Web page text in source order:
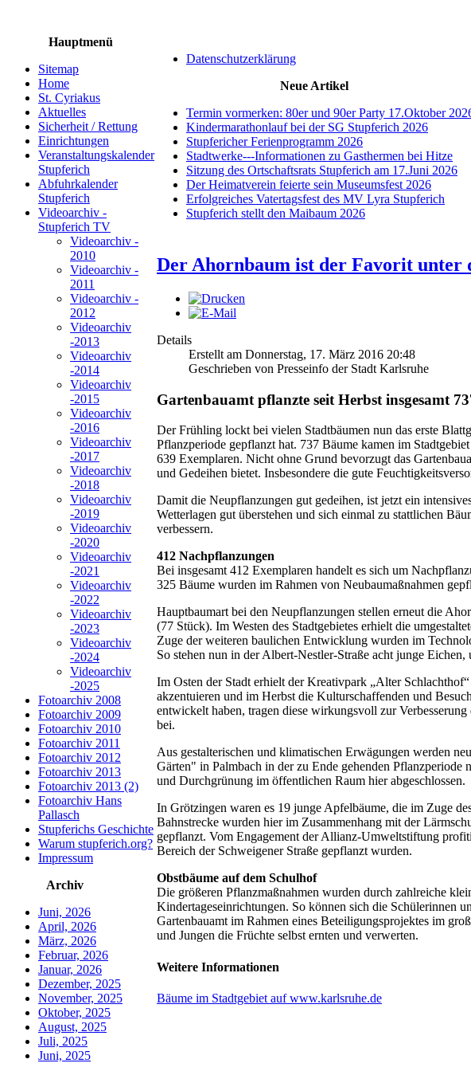
Hauptmenü
Sitemap
Home
St. Cyriakus
Aktuelles
Sicherheit / Rettung
Einrichtungen
Veranstaltungskalender
Stupferich
Abfuhrkalender
Stupferich
Videoarchiv -
Stupferich TV
Videoarchiv -
2010
Videoarchiv -
2011
Videoarchiv -
2012
Videoarchiv
-2013
Videoarchiv
-2014
Videoarchiv
-2015
Videoarchiv
-2016
Videoarchiv
-2017
Videoarchiv
-2018
Videoarchiv
-2019
Videoarchiv
-2020
Videoarchiv
-2021
Videoarchiv
-2022
Videoarchiv
-2023
Videoarchiv
-2024
Videoarchiv
-2025
Fotoarchiv 2008
Fotoarchiv 2009
Fotoarchiv 2010
Fotoarchiv 2011
Fotoarchiv 2012
Fotoarchiv 2013
Fotoarchiv 2013 (2)
Fotoarchiv Hans
Pallasch
Stupferichs Geschichte
Warum stupferich.org?
Impressum
Archiv
Juni, 2026
April, 2026
März, 2026
Februar, 2026
Januar, 2026
Dezember, 2025
November, 2025
Oktober, 2025
August, 2025
Juli, 2025
Juni, 2025
Datenschutzerklärung
Neue Artikel
Termin vormerken: 80er und 90er Party 17.Oktober
Kindermarathonlauf bei der SG Stupferich 2026
Stupfericher Ferienprogramm 2026
Stadtwerke---Informationen zu Gasthermen bei Hitze
Sitzung des Ortschaftsrats Stupferich am 17.Juni 2026
Der Heimatverein feierte sein Museumsfest 2026
Erfolgreiches Vatertagsfest des MV Lyra Stupferich
Stupferich stellt den Maibaum 2026
Der Ahornbaum ist der Favorit unter
Details
Erstellt am Donnerstag, 17. März 2016 20:48
Geschrieben von Presseinfo der Stadt Karlsruhe
Gartenbauamt pflanzte seit Herbst insgesamt
Der Frühling lockt bei vielen Stadtbäumen nun das erste
Pflanzperiode gepflanzt hat. 737 Bäume kamen im
639 Exemplaren. Nicht ohne Grund bevorzugt das
und Gedeihen bietet. Insbesondere die gute
Damit die Neupflanzungen gut gedeihen, ist jetzt ein
Wetterlagen gut überstehen und sich einmal zu stattlichen
verbessern.
412 Nachpflanzungen
Bei insgesamt 412 Exemplaren handelt es sich um
325 Bäume wurden im Rahmen von Neubaumaßnahmen
Hauptbaumart bei den Neupflanzungen stellen erneut die
(77 Stück). Im Westen des Stadtgebietes erhielt die
Zuge der weiteren baulichen Entwicklung wurden im
So stehen nun in der Albert-Nestler-Straße acht junge
Im Osten der Stadt erhielt der Kreativpark „Alter
akzentuieren und im Herbst die Kulturschaffenden und
entwickelt haben, tragen diese wirkungsvoll zur
bei.
Aus gestalterischen und klimatischen Erwägungen werden
Gärten" in Palmbach in der zu Ende gehenden
und Durchgrünung im öffentlichen Raum hier abgeschlossen.
In Grötzingen waren es 19 junge Apfelbäume, die im Zuge
Bahnstrecke wurden hier im Zusammenhang mit der
gepflanzt. Vom Engagement der Allianz-Umweltstiftung
Bereich der Schweigener Straße gepflanzt wurden.
Obstbäume auf dem Schulhof
Die größeren Pflanzmaßnahmen wurden durch zahlreiche
Kindertageseinrichtungen. So können sich die Schülerinnen
Gartenbauamt im Rahmen eines Beteiligungsprojektes im
und Jungen die Früchte selbst ernten und verwerten.
Weitere Informationen
Bäume im Stadtgebiet auf www.karlsruhe.de